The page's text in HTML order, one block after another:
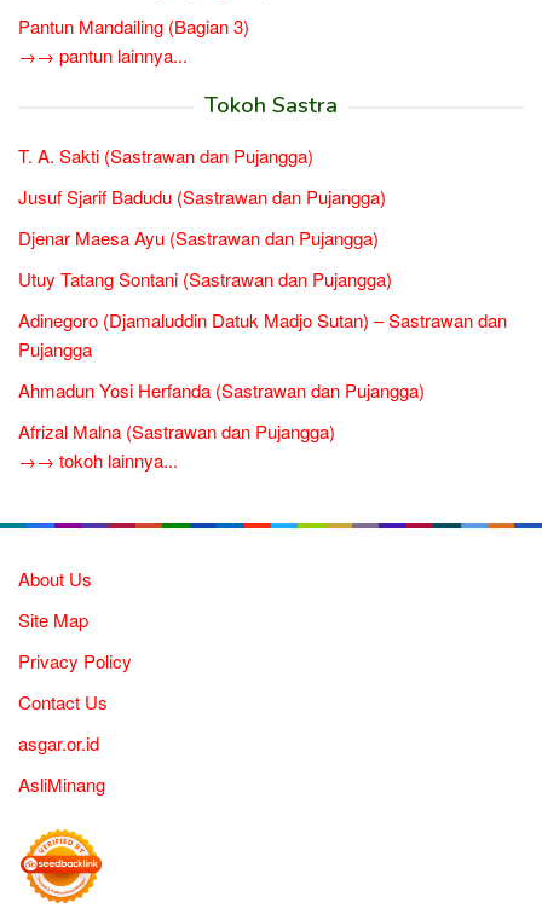
Pantun Mandailing (Bagian 3)
→→ pantun lainnya...
Tokoh Sastra
T. A. Sakti (Sastrawan dan Pujangga)
Jusuf Sjarif Badudu (Sastrawan dan Pujangga)
Djenar Maesa Ayu (Sastrawan dan Pujangga)
Utuy Tatang Sontani (Sastrawan dan Pujangga)
Adinegoro (Djamaluddin Datuk Madjo Sutan) – Sastrawan dan
Pujangga
Ahmadun Yosi Herfanda (Sastrawan dan Pujangga)
Afrizal Malna (Sastrawan dan Pujangga)
→→ tokoh lainnya...
About Us
Site Map
Privacy Policy
Contact Us
asgar.or.id
AsliMinang